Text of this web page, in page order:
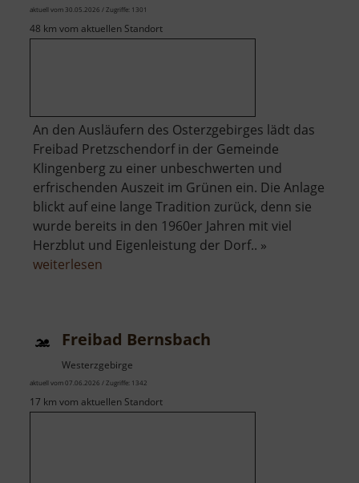
aktuell vom 30.05.2026 / Zugriffe: 1301
48 km vom aktuellen Standort
An den Ausläufern des Osterzgebirges lädt das
Freibad Pretzschendorf in der Gemeinde
Klingenberg zu einer unbeschwerten und
erfrischenden Auszeit im Grünen ein. Die Anlage
blickt auf eine lange Tradition zurück, denn sie
wurde bereits in den 1960er Jahren mit viel
Herzblut und Eigenleistung der Dorf.. »
weiterlesen
Freibad Bernsbach
Westerzgebirge
aktuell vom 07.06.2026 / Zugriffe: 1342
17 km vom aktuellen Standort